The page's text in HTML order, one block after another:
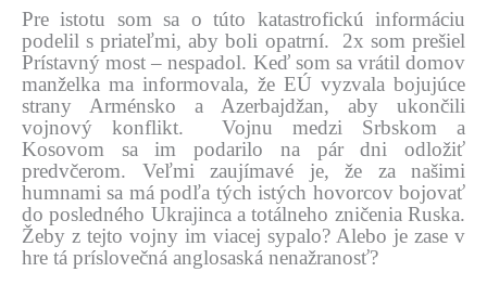
Pre istotu som sa o túto katastrofickú informáciu
podelil s priateľmi, aby boli opatrní. 2x som prešiel
Prístavný most – nespadol. Keď som sa vrátil domov
manželka ma informovala, že EÚ vyzvala bojujúce
strany Arménsko a Azerbajdžan, aby ukončili
vojnový konflikt. Vojnu medzi Srbskom a
Kosovom sa im podarilo na pár dni odložiť
predvčerom. Veľmi zaujímavé je, že za našimi
humnami sa má podľa tých istých hovorcov bojovať
do posledného Ukrajinca a totálneho zničenia Ruska.
Žeby z tejto vojny im viacej sypalo? Alebo je zase v
hre tá príslovečná anglosaská nenažranosť?